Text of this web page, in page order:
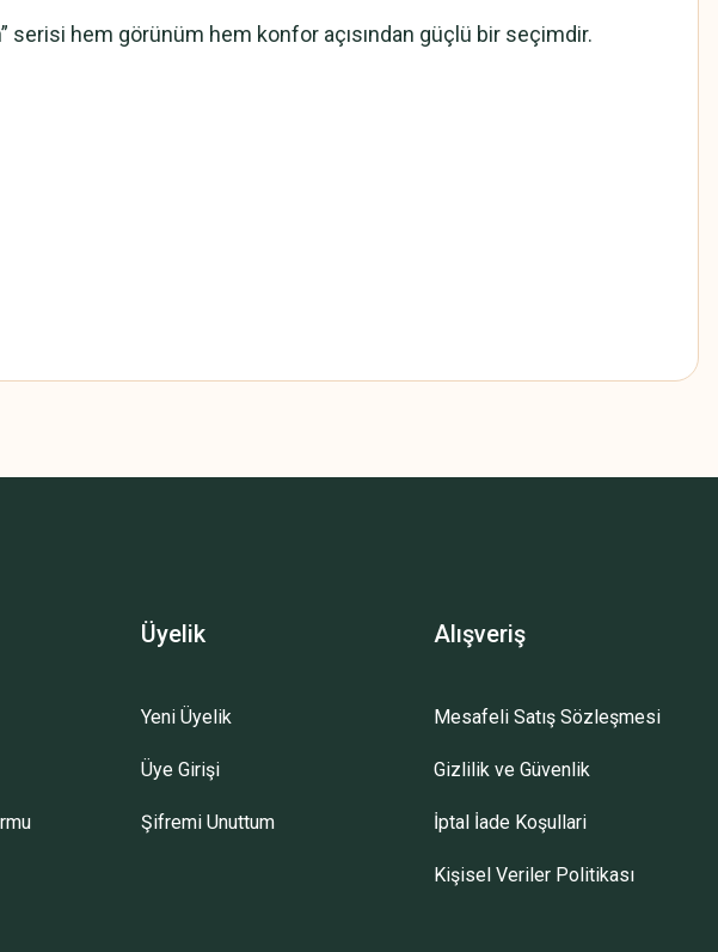
serisi hem görünüm hem konfor açısından güçlü bir seçimdir.
Üyelik
Yeni Üyelik
Üye Girişi
Şifremi Unuttum
Alışveriş
Mesafeli Satış Sözleşmesi
Gizlilik ve Güvenlik
İptal İade Koşullari
Kişisel Veriler Politikası